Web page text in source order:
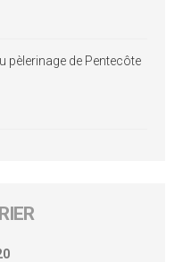
pèlerinage de Pentecôte